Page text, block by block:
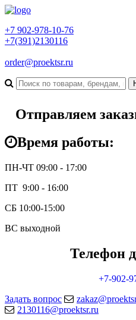
+7 902-978-10-76
+7(391)2130116
order@proektsr.ru
Отправляем
Время работы:
ПН-ЧТ 09:00 - 17:00
ПТ 9:00 - 16:00
СБ 10:00-15:00
ВС выходной
Телефон
+7-902-
Задать вопрос
2130116@proektsr.ru